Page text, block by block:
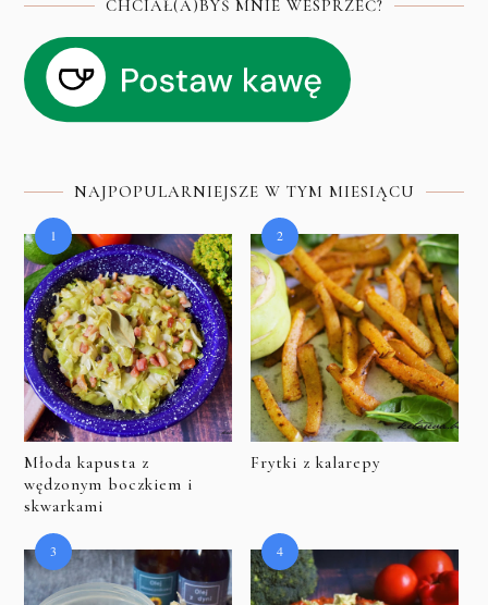
CHCIAŁ(A)BYŚ MNIE WESPRZEĆ?
NAJPOPULARNIEJSZE W TYM MIESIĄCU
Młoda kapusta z
wędzonym boczkiem i
skwarkami
Frytki z kalarepy